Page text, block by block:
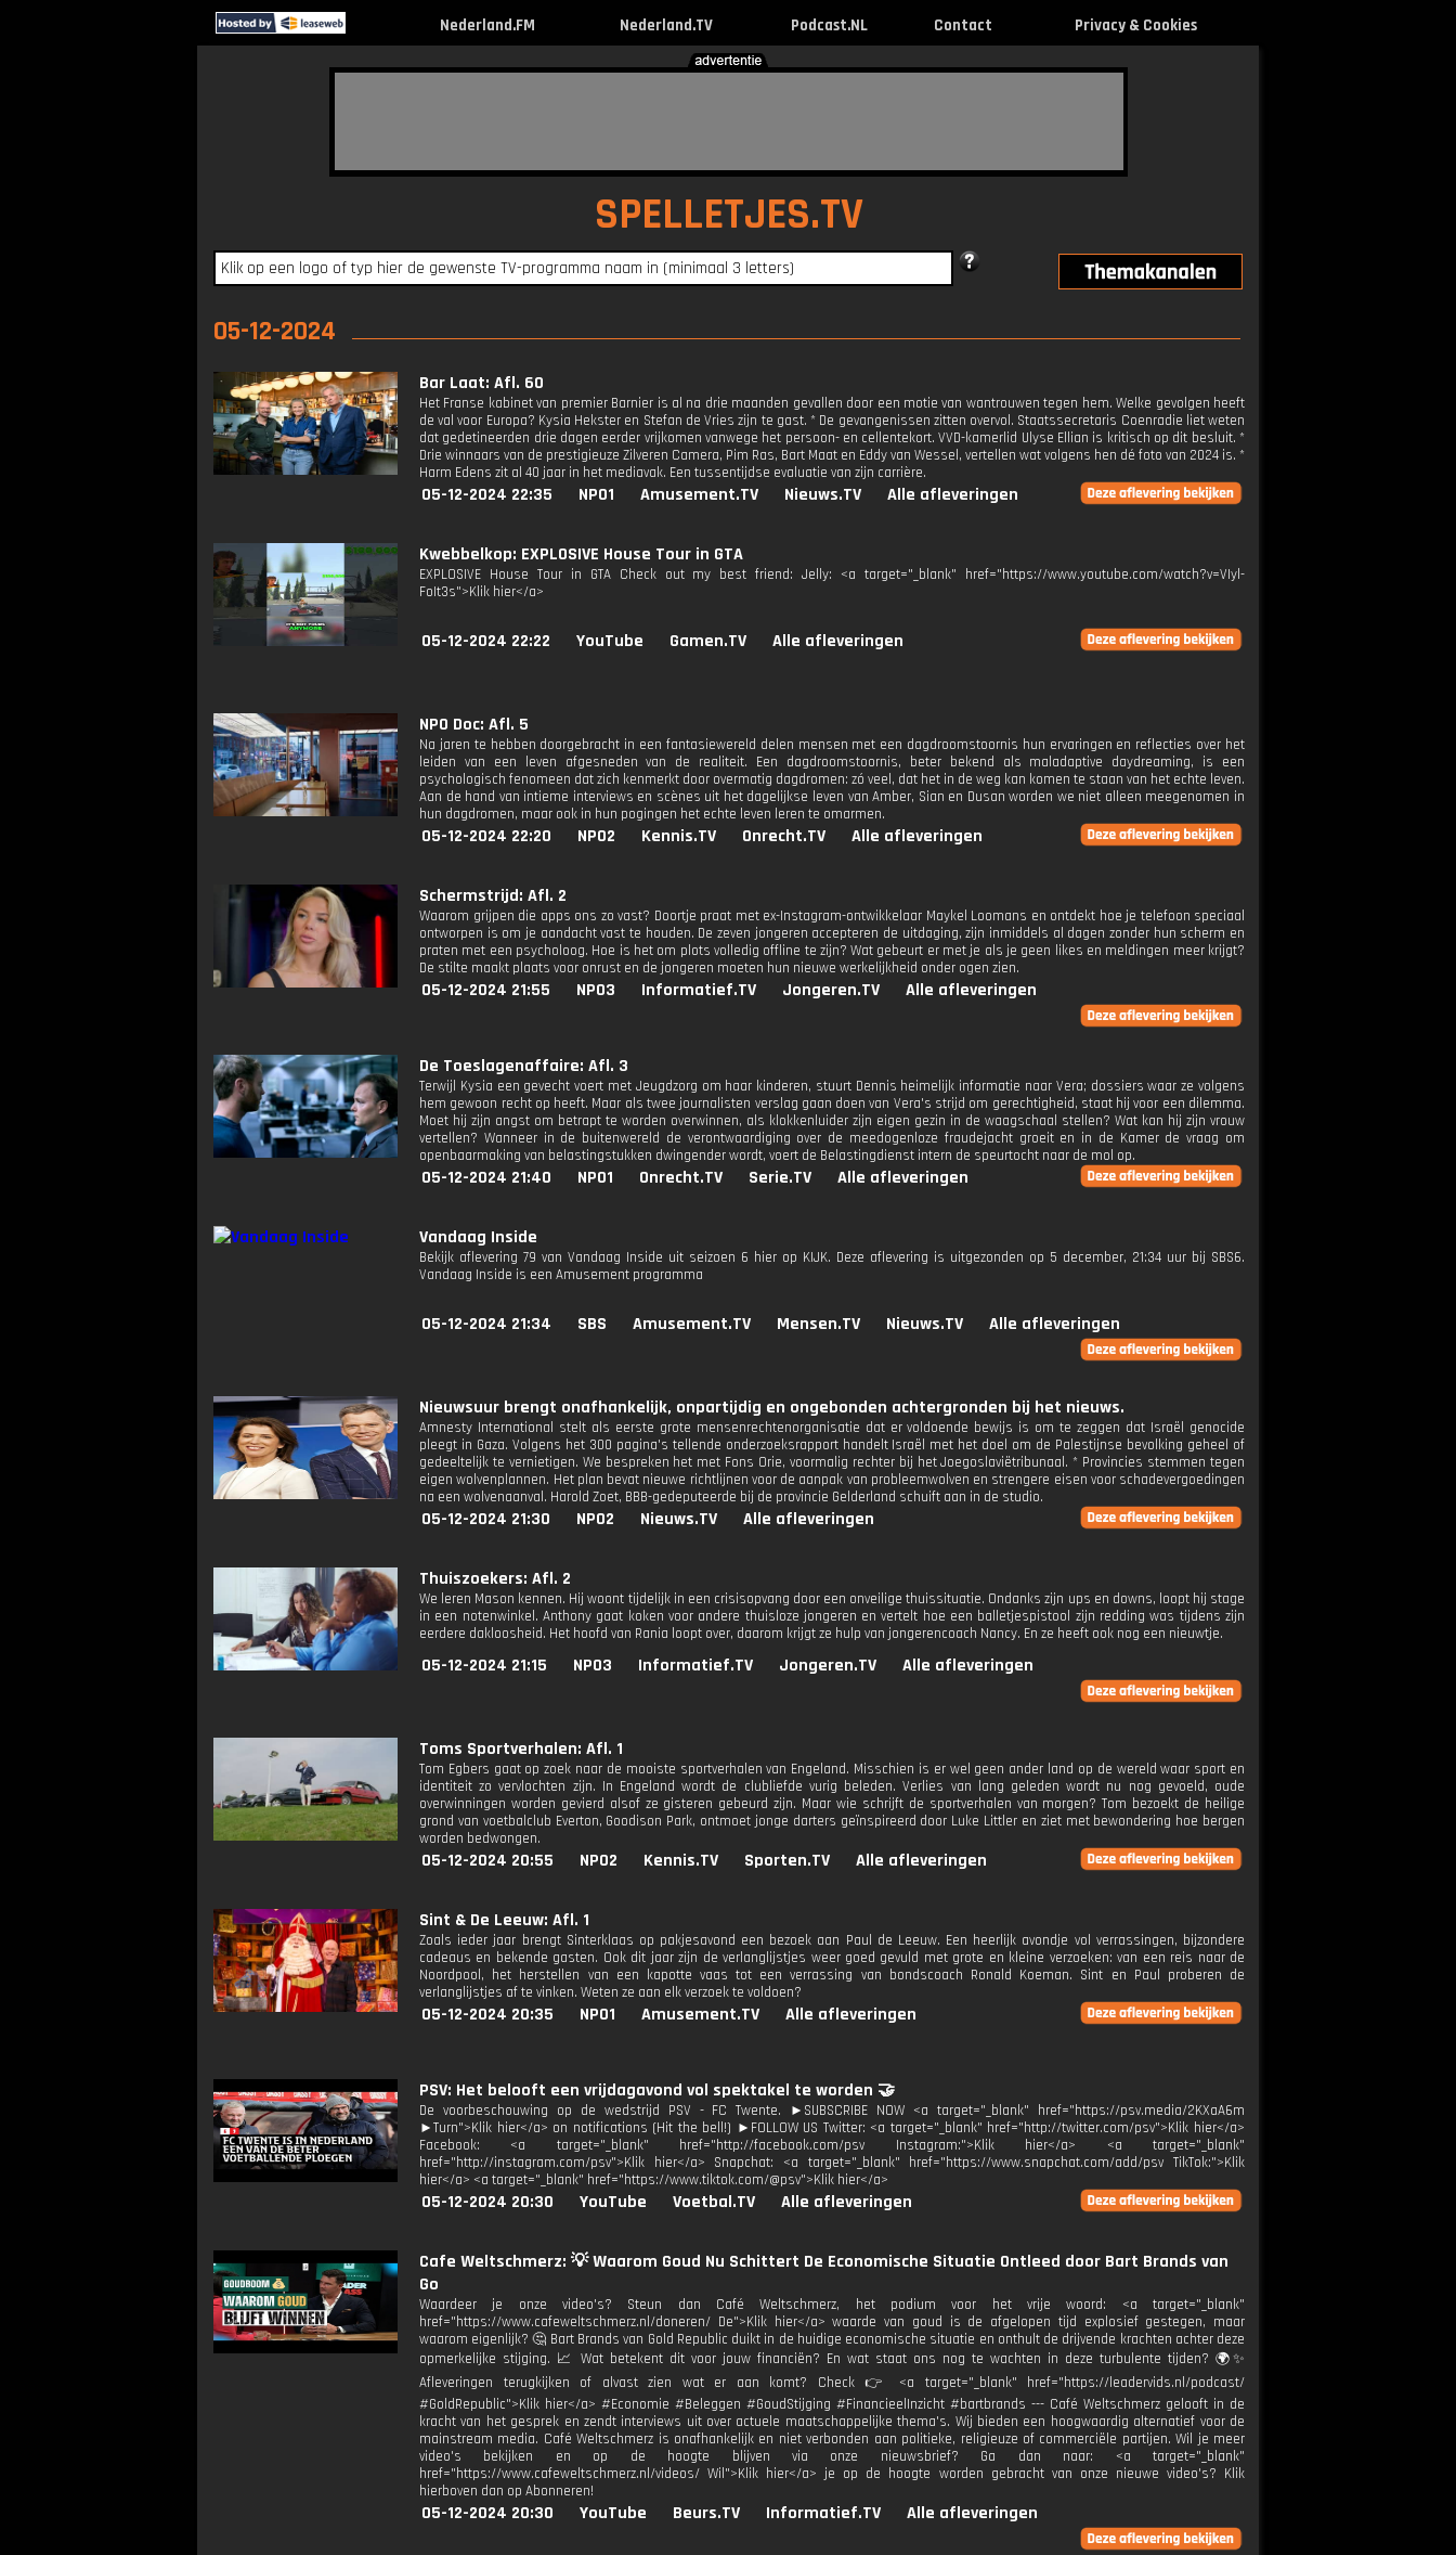
Nederland.FM Nederland.TV Podcast.NL Contact Privacy & Cookies
SPELLETJES.TV
05-12-2024
Bar Laat: Afl. 60
Het Franse kabinet van premier Barnier is al na drie maanden gevallen door een motie van wantrouwen tegen hem. Welke gevolgen heeft
de val voor Europa? Kysia Hekster en Stefan de Vries zijn te gast. * De gevangenissen zitten overvol. Staatssecretaris Coenradie liet weten
dat gedetineerden drie dagen eerder vrijkomen vanwege het persoon- en cellentekort. VVD-kamerlid Ulyse Ellian is kritisch op dit besluit. *
Drie winnaars van de prestigieuze Zilveren Camera, Pim Ras, Bart Maat en Eddy van Wessel, vertellen wat volgens hen dé foto van 2024 is. *
Harm Edens zit al 40 jaar in het mediavak. Een tussentijdse evaluatie van zijn carrière.
05-12-2024 22:35 NPO1 Amusement.TV Nieuws.TV Alle afleveringen
Kwebbelkop: EXPLOSIVE House Tour in GTA
EXPLOSIVE House Tour in GTA Check out my best friend: Jelly: <a target="_blank" href="https://www.youtube.com/watch?v=VIyl-
FoIt3s">Klik hier</a>
05-12-2024 22:22 YouTube Gamen.TV Alle afleveringen
NPO Doc: Afl. 5
Na jaren te hebben doorgebracht in een fantasiewereld delen mensen met een dagdroomstoornis hun ervaringen en reflecties over het
leiden van een leven afgesneden van de realiteit. Een dagdroomstoornis, beter bekend als maladaptive daydreaming, is een
psychologisch fenomeen dat zich kenmerkt door overmatig dagdromen: zó veel, dat het in de weg kan komen te staan van het echte leven.
Aan de hand van intieme interviews en scènes uit het dagelijkse leven van Amber, Sian en Dusan worden we niet alleen meegenomen in
hun dagdromen, maar ook in hun pogingen het echte leven leren te omarmen.
05-12-2024 22:20 NPO2 Kennis.TV Onrecht.TV Alle afleveringen
Schermstrijd: Afl. 2
Waarom grijpen die apps ons zo vast? Doortje praat met ex-Instagram-ontwikkelaar Maykel Loomans en ontdekt hoe je telefoon speciaal
ontworpen is om je aandacht vast te houden. De zeven jongeren accepteren de uitdaging, zijn inmiddels al dagen zonder hun scherm en
praten met een psycholoog. Hoe is het om plots volledig offline te zijn? Wat gebeurt er met je als je geen likes en meldingen meer krijgt?
De stilte maakt plaats voor onrust en de jongeren moeten hun nieuwe werkelijkheid onder ogen zien.
05-12-2024 21:55 NPO3 Informatief.TV Jongeren.TV Alle afleveringen
De Toeslagenaffaire: Afl. 3
Terwijl Kysia een gevecht voert met Jeugdzorg om haar kinderen, stuurt Dennis heimelijk informatie naar Vera; dossiers waar ze volgens
hem gewoon recht op heeft. Maar als twee journalisten verslag gaan doen van Vera's strijd om gerechtigheid, staat hij voor een dilemma.
Moet hij zijn angst om betrapt te worden overwinnen, als klokkenluider zijn eigen gezin in de waagschaal stellen? Wat kan hij zijn vrouw
vertellen? Wanneer in de buitenwereld de verontwaardiging over de meedogenloze fraudejacht groeit en in de Kamer de vraag om
openbaarmaking van belastingstukken dwingender wordt, voert de Belastingdienst intern de speurtocht naar de mol op.
05-12-2024 21:40 NPO1 Onrecht.TV Serie.TV Alle afleveringen
Vandaag Inside
Bekijk aflevering 79 van Vandaag Inside uit seizoen 6 hier op KIJK. Deze aflevering is uitgezonden op 5 december, 21:34 uur bij SBS6.
Vandaag Inside is een Amusement programma
05-12-2024 21:34 SBS Amusement.TV Mensen.TV Nieuws.TV Alle afleveringen
Nieuwsuur brengt onafhankelijk, onpartijdig en ongebonden achtergronden bij het nieuws.
Amnesty International stelt als eerste grote mensenrechtenorganisatie dat er voldoende bewijs is om te zeggen dat Israël genocide
pleegt in Gaza. Volgens het 300 pagina's tellende onderzoeksrapport handelt Israël met het doel om de Palestijnse bevolking geheel of
gedeeltelijk te vernietigen. We bespreken het met Fons Orie, voormalig rechter bij het Joegoslaviëtribunaal. * Provincies stemmen tegen
eigen wolvenplannen. Het plan bevat nieuwe richtlijnen voor de aanpak van probleemwolven en strengere eisen voor schadevergoedingen
na een wolvenaanval. Harold Zoet, BBB-gedeputeerde bij de provincie Gelderland schuift aan in de studio.
05-12-2024 21:30 NPO2 Nieuws.TV Alle afleveringen
Thuiszoekers: Afl. 2
We leren Mason kennen. Hij woont tijdelijk in een crisisopvang door een onveilige thuissituatie. Ondanks zijn ups en downs, loopt hij stage
in een notenwinkel. Anthony gaat koken voor andere thuisloze jongeren en vertelt hoe een balletjespistool zijn redding was tijdens zijn
eerdere dakloosheid. Het hoofd van Rania loopt over, daarom krijgt ze hulp van jongerencoach Nancy. En ze heeft ook nog een nieuwtje.
05-12-2024 21:15 NPO3 Informatief.TV Jongeren.TV Alle afleveringen
Toms Sportverhalen: Afl. 1
Tom Egbers gaat op zoek naar de mooiste sportverhalen van Engeland. Misschien is er wel geen ander land op de wereld waar sport en
identiteit zo vervlochten zijn. In Engeland wordt de clubliefde vurig beleden. Verlies van lang geleden wordt nu nog gevoeld, oude
overwinningen worden gevierd alsof ze gisteren gebeurd zijn. Maar wie schrijft de sportverhalen van morgen? Tom bezoekt de heilige
grond van voetbalclub Everton, Goodison Park, ontmoet jonge darters geïnspireerd door Luke Littler en ziet met bewondering hoe bergen
worden bedwongen.
05-12-2024 20:55 NPO2 Kennis.TV Sporten.TV Alle afleveringen
Sint & De Leeuw: Afl. 1
Zoals ieder jaar brengt Sinterklaas op pakjesavond een bezoek aan Paul de Leeuw. Een heerlijk avondje vol verrassingen, bijzondere
cadeaus en bekende gasten. Ook dit jaar zijn de verlanglijstjes weer goed gevuld met grote en kleine verzoeken: van een reis naar de
Noordpool, het herstellen van een kapotte vaas tot een verrassing van bondscoach Ronald Koeman. Sint en Paul proberen de
verlanglijstjes af te vinken. Weten ze aan elk verzoek te voldoen?
05-12-2024 20:35 NPO1 Amusement.TV Alle afleveringen
PSV: Het belooft een vrijdagavond vol spektakel te worden 🤝
De voorbeschouwing op de wedstrijd PSV - FC Twente. ►SUBSCRIBE NOW <a target="_blank" href="https://psv.media/2KXaA6m
►Turn">Klik hier</a> on notifications (Hit the bell!) ►FOLLOW US Twitter: <a target="_blank" href="http://twitter.com/psv">Klik hier</a>
Facebook: <a target="_blank" href="http://facebook.com/psv Instagram:">Klik hier</a> <a target="_blank"
href="http://instagram.com/psv">Klik hier</a> Snapchat: <a target="_blank" href="https://www.snapchat.com/add/psv TikTok:">Klik
hier</a> <a target="_blank" href="https://www.tiktok.com/@psv">Klik hier</a>
05-12-2024 20:30 YouTube Voetbal.TV Alle afleveringen
Cafe Weltschmerz: 💡 Waarom Goud Nu Schittert De Economische Situatie Ontleed door Bart Brands van
Go
Waardeer je onze video's? Steun dan Café Weltschmerz, het podium voor het vrije woord: <a target="_blank"
href="https://www.cafeweltschmerz.nl/doneren/ De">Klik hier</a> waarde van goud is de afgelopen tijd explosief gestegen, maar
waarom eigenlijk? 🤔 Bart Brands van Gold Republic duikt in de huidige economische situatie en onthult de drijvende krachten achter deze
opmerkelijke stijging. 📈 Wat betekent dit voor jouw financiën? En wat staat ons nog te wachten in deze turbulente tijden? 🌍✨
Afleveringen terugkijken of alvast zien wat er aan komt? Check 👉 <a target="_blank" href="https://leadervids.nl/podcast/
#GoldRepublic">Klik hier</a> #Economie #Beleggen #GoudStijging #FinancieelInzicht #bartbrands --- Café Weltschmerz gelooft in de
kracht van het gesprek en zendt interviews uit over actuele maatschappelijke thema's. Wij bieden een hoogwaardig alternatief voor de
mainstream media. Café Weltschmerz is onafhankelijk en niet verbonden aan politieke, religieuze of commerciële partijen. Wil je meer
video's bekijken en op de hoogte blijven via onze nieuwsbrief? Ga dan naar: <a target="_blank"
href="https://www.cafeweltschmerz.nl/videos/ Wil">Klik hier</a> je op de hoogte worden gebracht van onze nieuwe video's? Klik
hierboven dan op Abonneren!
05-12-2024 20:30 YouTube Beurs.TV Informatief.TV Alle afleveringen